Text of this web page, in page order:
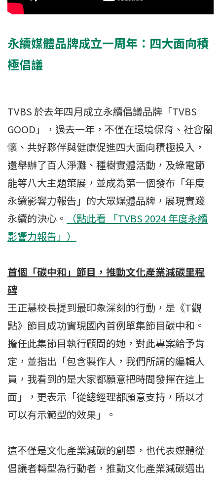
永續媒體品牌成立一周年：四大面向積
極倡議
TVBS 於去年四月成立永續倡議品牌「TVBS
GOOD」，過去一年，不僅在環境保育、社會關
懷、共好夥伴與健康促進四大面向積極投入，
還舉辦了百人淨灘、種樹實體活動，及綠電節
能等八大主題策展，並成為第一個發布「年度
永續影響力報告」的大眾媒體品牌，展現實踐
永續的決心。
（點此看 「TVBS 2024 年度永續
影響力報告」）
首個「碳中和」節目，推動文化產業減碳里程
碑
王正慧校長提到最印象深刻的行動，是《T觀
點》節目成功實現國內首例單集節目碳中和。
擔任此集節目執行顧問的她，對此專案給予肯
定，並指出「包含製作人，我們所謂的編輯人
員，我看到的是大家都願意把時間發揮在這上
面」，更表示「從總經理都願意支持，所以才
可以有示範型的效果」。
這不僅是文化產業減碳的創舉，也代表媒體從
倡議者轉型為行動者，推動文化產業減碳邁出